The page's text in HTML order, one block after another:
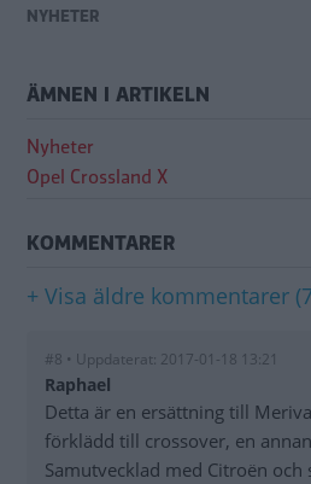
NYHETER
ÄMNEN I ARTIKELN
Nyheter
Opel Crossland X
KOMMENTARER
+ Visa äldre kommentarer
#8 • Uppdaterat: 2017-01-18 13:21
Raphael
Detta är en ersättning till
förklädd till crossover, en
Samutvecklad med Citroën